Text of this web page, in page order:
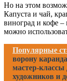
Но на этом
Капуста и чай,
виноград и кофе –
можно
Популярные
ворону
мастер-
художников и